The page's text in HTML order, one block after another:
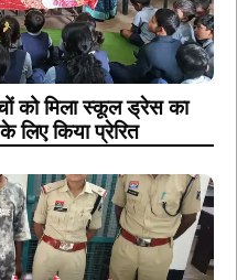
को मिला स्कूल ड्रेस का
लिए किया प्रेरित